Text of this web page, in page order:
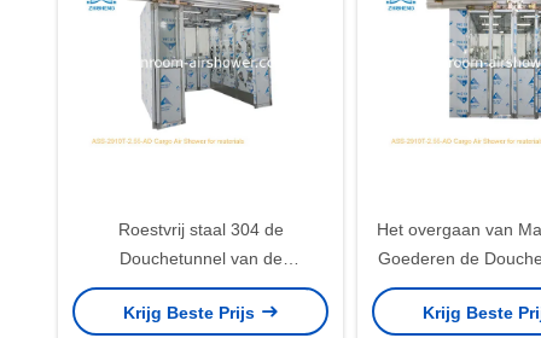
Roestvrij staal 304 de
Douchetunnel van de
Ladingslucht met 4 Blad
Autoschuifdeuren
Krijg Beste Prijs
Het overgaan van
Goederen de
de Ladingslucht
Krijg Beste